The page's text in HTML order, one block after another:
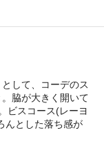
して、コーデのス
脇が大きく開いて
ビスコース(レーヨ
んとした落ち感が